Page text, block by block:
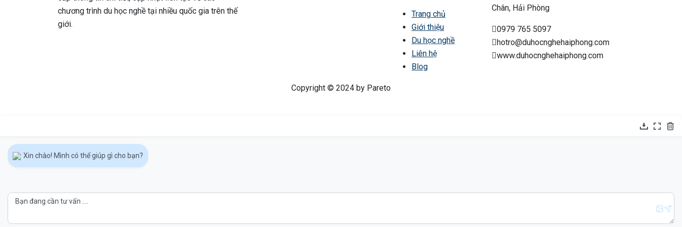
chương trình du học nghề tại nhiều quốc gia trên thế
giới.
Trang chủ
Giới thiệu
Du học nghề
Liên hệ
Blog
Chân, Hải Phòng
0979 765 5097
hotro@duhocnghehaiphong.com
www.duhocnghehaiphong.com
Copyright © 2024 by Pareto
Xin chào! Mình có thể giúp gì cho bạn?